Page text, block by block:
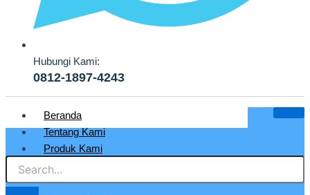
Hubungi Kami:
0812-1897-4243
Beranda
Tentang Kami
Produk Kami
Pompa Air Bersih & Industri